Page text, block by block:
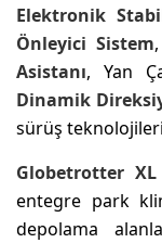
Elektronik
Önleyici Sistem
Asistanı, Yan
Dinamik
sürüş
Globetrotter
entegre park
depolama